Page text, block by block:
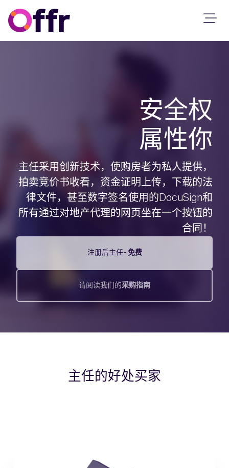
安全权
属性你
主任采用创新技术，使购房者为私人提供，
拍卖竞价书收看，资金证明上传，下载的法
律文件，甚至数字签名使用的DocuSign和
所有通过对地产代理的网页坐在一个按钮的
合同！
注册后主任- 免费
请阅读我们的采购指南
主任的好处买家